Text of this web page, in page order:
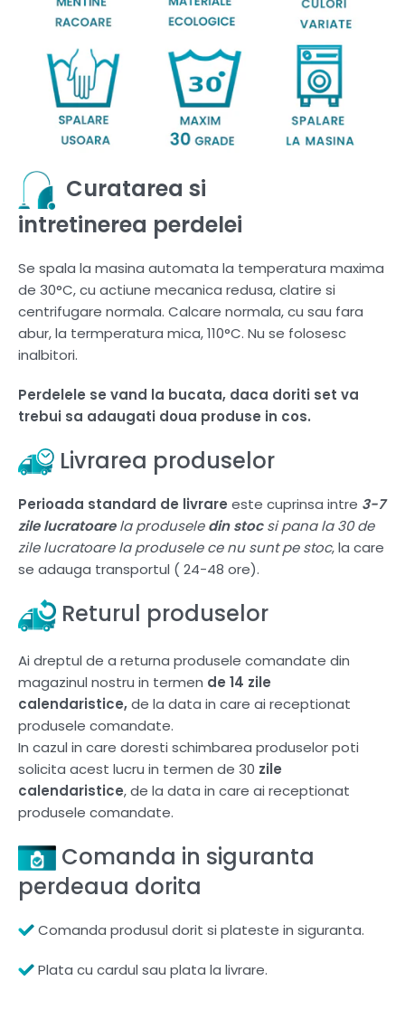
Curatarea si
intretinerea perdelei
Se spala la masina automata la temperatura maxima
de 30°C, cu actiune mecanica redusa, clatire si
centrifugare normala. Calcare normala, cu sau fara
abur, la termperatura mica, 110°C. Nu se folosesc
inalbitori.
Perdelele se vand la bucata, daca doriti set va
trebui sa adaugati doua produse in cos.
Livrarea produselor
Perioada standard de livrare este cuprinsa intre 3-7
zile lucratoarela produseledin stocsi pana la 30 de
zile lucratoare la produsele ce nu sunt pe stoc, la care
se adauga transportul ( 24-48 ore).
Returul produselor
Ai dreptul de a returna produsele comandate din
magazinul nostru in termen de 14 zile
calendaristice,de la data in care ai receptionat
produsele comandate.
In cazul in care doresti schimbarea produselor poti
solicita acest lucru in termen de 30 zile
calendaristice, de la data in care ai receptionat
produsele comandate.
Comanda in siguranta
perdeaua dorita
Comanda produsul dorit si plateste in siguranta.
Plata cu cardul sau plata la livrare.